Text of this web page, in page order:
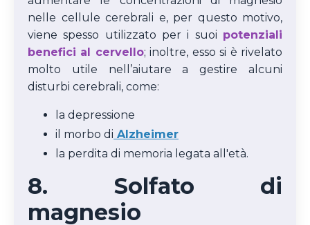
nelle cellule cerebrali e, per questo motivo,
viene spesso utilizzato per i suoi potenziali
benefici al cervello; inoltre, esso si è rivelato
molto utile nell’aiutare a gestire alcuni
disturbi cerebrali, come:
la depressione
il morbo di Alzheimer
la perdita di memoria legata all'età.
8. Solfato di
magnesio